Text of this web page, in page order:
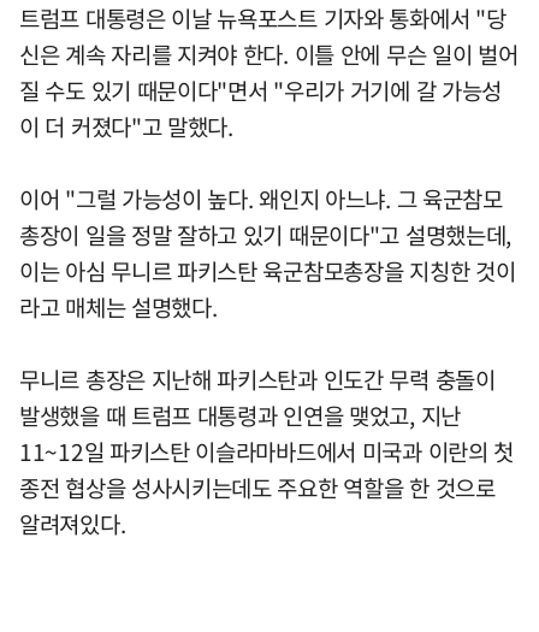
트럼프 대통령은 이날 뉴욕포스트 기자와 통화에서 "당
신은 계속 자리를 지켜야 한다. 이틀 안에 무슨 일이 벌어
질 수도 있기 때문이다"면서 "우리가 거기에 갈 가능성
이 더 커졌다"고 말했다.
이어 "그럴 가능성이 높다. 왜인지 아느냐. 그 육군참모
총장이 일을 정말 잘하고 있기 때문이다"고 설명했는데,
이는 아심 무니르 파키스탄 육군참모총장을 지칭한 것이
라고 매체는 설명했다.
무니르 총장은 지난해 파키스탄과 인도간 무력 충돌이
발생했을 때 트럼프 대통령과 인연을 맺었고, 지난
11~12일 파키스탄 이슬라마바드에서 미국과 이란의 첫
종전 협상을 성사시키는데도 주요한 역할을 한 것으로
알려져있다.